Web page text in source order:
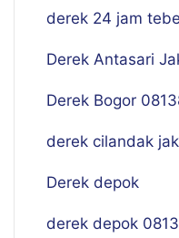
derek 24 jam
Derek Antasari
Derek Bogor
derek cilandak
Derek depok
derek depok